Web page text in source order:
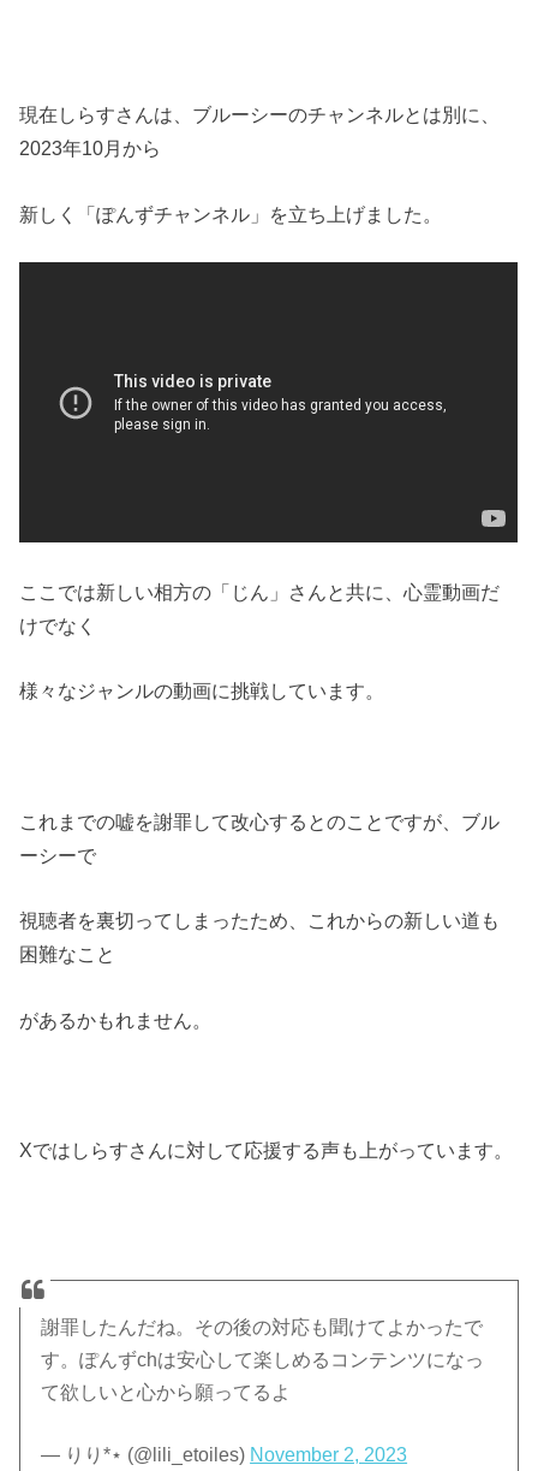
現在しらすさんは、ブルーシーのチャンネルとは別に、
2023年10月から
新しく「ぽんずチャンネル」を立ち上げました。
ここでは新しい相方の「じん」さんと共に、心霊動画だ
けでなく
様々なジャンルの動画に挑戦しています。
これまでの嘘を謝罪して改心するとのことですが、ブル
ーシーで
視聴者を裏切ってしまったため、これからの新しい道も
困難なこと
があるかもれません。
Xではしらすさんに対して応援する声も上がっています。
謝罪したんだね。その後の対応も聞けてよかったで
す。ぽんずchは安心して楽しめるコンテンツになっ
て欲しいと心から願ってるよ
— りり*⋆ (@lili_etoiles) November 2, 2023